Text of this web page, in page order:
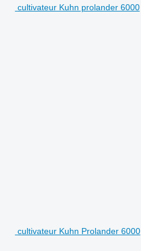
cultivateur Kuhn prolander 6000
cultivateur Kuhn Prolander 6000